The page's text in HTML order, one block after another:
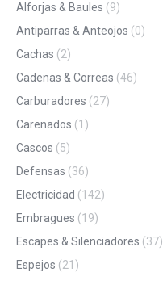
Alforjas & Baules (9)
Antiparras & Anteojos (0)
Cachas (2)
Cadenas & Correas (46)
Carburadores (27)
Carenados (1)
Cascos (5)
Defensas (36)
Electricidad (142)
Embragues (19)
Escapes & Silenciadores (37)
Espejos (21)